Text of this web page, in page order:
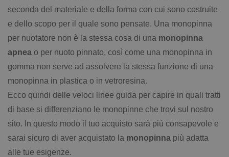
seconda del materiale e della forma con cui sono costruite
e dello scopo per il quale sono pensate. Una monopinna
per nuotatore non è la stessa cosa di una monopinna
apnea o per nuoto pinnato, così come una monopinna in
gomma non serve ad assolvere la stessa funzione di una
monopinna in plastica o in vetroresina.
Ecco quindi delle veloci linee guida per capire in quali tratti
di base si differenziano le monopinne che trovi sul nostro
sito. In questo modo il tuo acquisto sarà più consapevole e
sarai sicuro di aver acquistato la monopinna più adatta
alle tue esigenze.